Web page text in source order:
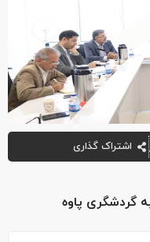
گردشگری پاوه
اشتراک گذاری